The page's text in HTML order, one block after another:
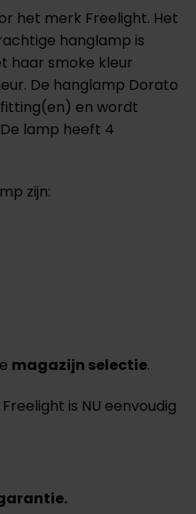
het merk Freelight. Het
hanglamp is
haar smoke kleur
De hanglamp Dorato
en wordt
lamp heeft 4
zijn:
magazijn selectie.
is NU eenvoudig